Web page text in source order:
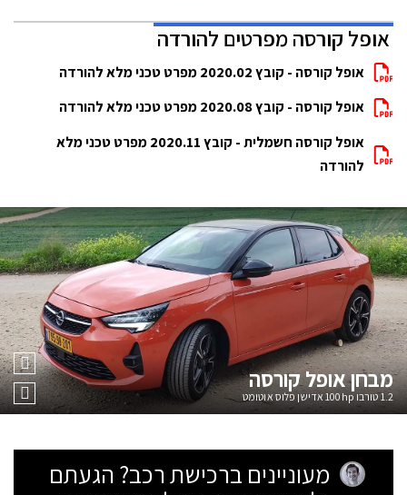
אופל קורסה מפרטים להורדה
אופל קורסה - קובץ 2020.02 מפרט טכני מלא להורדה
אופל קורסה - קובץ 2020.08 מפרט טכני מלא להורדה
אופל קורסה חשמלית - קובץ 2020.11 מפרט טכני מלא
להורדה
מבחןאופל קורסה
1.2 טורבו 100hp אדישן פלוס אוטומט
מעוניינים ברכישת רכב? הגעתם